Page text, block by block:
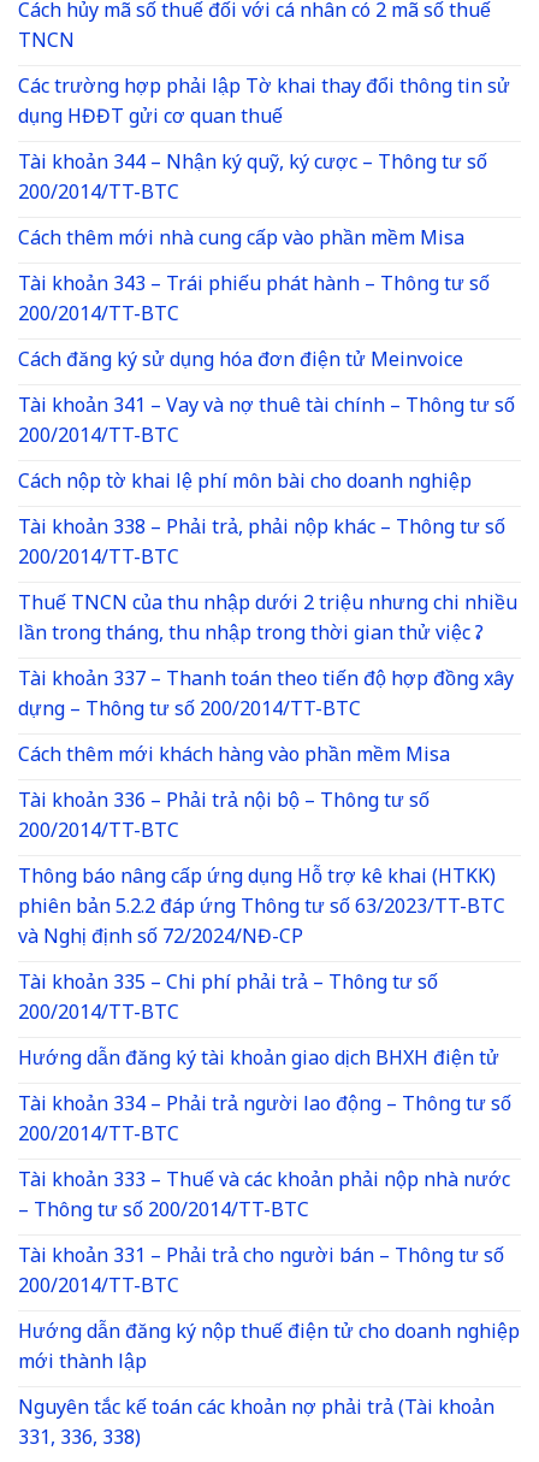
Cách hủy mã số thuế đối với cá nhân có 2 mã số thuế
TNCN
Các trường hợp phải lập Tờ khai thay đổi thông tin sử
dụng HĐĐT gửi cơ quan thuế
Tài khoản 344 – Nhận ký quỹ, ký cược – Thông tư số
200/2014/TT-BTC
Cách thêm mới nhà cung cấp vào phần mềm Misa
Tài khoản 343 – Trái phiếu phát hành – Thông tư số
200/2014/TT-BTC
Cách đăng ký sử dụng hóa đơn điện tử Meinvoice
Tài khoản 341 – Vay và nợ thuê tài chính – Thông tư số
200/2014/TT-BTC
Cách nộp tờ khai lệ phí môn bài cho doanh nghiệp
Tài khoản 338 – Phải trả, phải nộp khác – Thông tư số
200/2014/TT-BTC
Thuế TNCN của thu nhập dưới 2 triệu nhưng chi nhiều
lần trong tháng, thu nhập trong thời gian thử việc ?
Tài khoản 337 – Thanh toán theo tiến độ hợp đồng xây
dựng – Thông tư số 200/2014/TT-BTC
Cách thêm mới khách hàng vào phần mềm Misa
Tài khoản 336 – Phải trả nội bộ – Thông tư số
200/2014/TT-BTC
Thông báo nâng cấp ứng dụng Hỗ trợ kê khai (HTKK)
phiên bản 5.2.2 đáp ứng Thông tư số 63/2023/TT-BTC
và Nghị định số 72/2024/NĐ-CP
Tài khoản 335 – Chi phí phải trả – Thông tư số
200/2014/TT-BTC
Hướng dẫn đăng ký tài khoản giao dịch BHXH điện tử
Tài khoản 334 – Phải trả người lao động – Thông tư số
200/2014/TT-BTC
Tài khoản 333 – Thuế và các khoản phải nộp nhà nước
– Thông tư số 200/2014/TT-BTC
Tài khoản 331 – Phải trả cho người bán – Thông tư số
200/2014/TT-BTC
Hướng dẫn đăng ký nộp thuế điện tử cho doanh nghiệp
mới thành lập
Nguyên tắc kế toán các khoản nợ phải trả (Tài khoản
331, 336, 338)